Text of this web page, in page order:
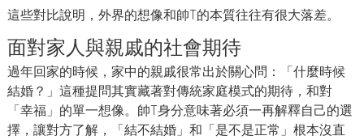
這些對比說明，外界的想像和帥T的本質往往有很大落差。
面對家人與親戚的社會期待
過年回家的時候，家中的親戚很常出於關心問：「什麼時候
結婚？」這種提問其實藏著對傳統家庭模式的期待，和對
「幸福」的單一想像。帥T身分意味著必須一再解釋自己的選
擇，讓對方了解，「結不結婚」和「是不是正常」根本沒直